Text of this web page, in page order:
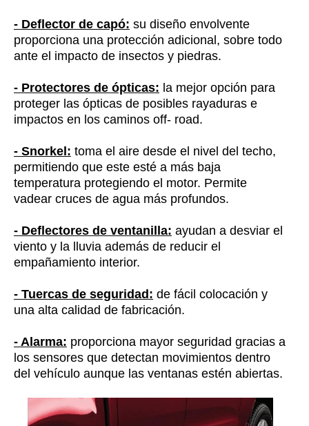
- Deflector de capó: su diseño envolvente
proporciona una protección adicional, sobre todo
ante el impacto de insectos y piedras.
- Protectores de ópticas: la mejor opción para
proteger las ópticas de posibles rayaduras e
impactos en los caminos off- road.
- Snorkel: toma el aire desde el nivel del techo,
permitiendo que este esté a más baja
temperatura protegiendo el motor. Permite
vadear cruces de agua más profundos.
- Deflectores de ventanilla: ayudan a desviar el
viento y la lluvia además de reducir el
empañamiento interior.
- Tuercas de seguridad: de fácil colocación y
una alta calidad de fabricación.
- Alarma: proporciona mayor seguridad gracias a
los sensores que detectan movimientos dentro
del vehículo aunque las ventanas estén abiertas.